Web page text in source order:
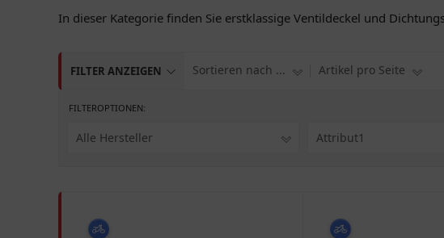
In dieser Kategorie finden Sie erstklassige Ventildeckel und
FILTER ANZEIGEN Sortieren nach ... Artikel pro Seite
FILTEROPTIONEN:
Alle Hersteller Attribut1